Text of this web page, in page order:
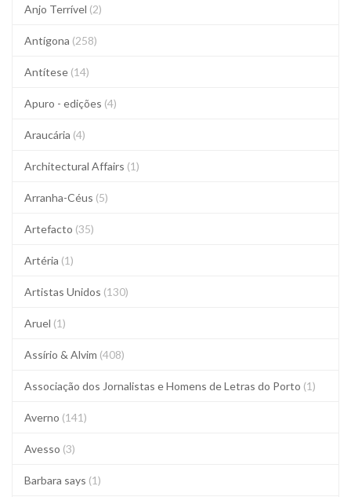
Anjo Terrível (2)
Antígona (258)
Antítese (14)
Apuro - edições (4)
Araucária (4)
Architectural Affairs (1)
Arranha-Céus (5)
Artefacto (35)
Artéria (1)
Artistas Unidos (130)
Aruel (1)
Assírio & Alvim (408)
Associação dos Jornalistas e Homens de Letras do Porto (1)
Averno (141)
Avesso (3)
Barbara says (1)